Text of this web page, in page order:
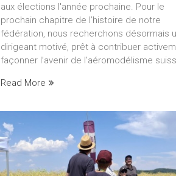
aux élections l'année prochaine. Pour le
prochain chapitre de l’histoire de notre
fédération, nous recherchons désormais
dirigeant motivé, prêt à contribuer
façonner l’avenir de l’aéromodélisme
Read More